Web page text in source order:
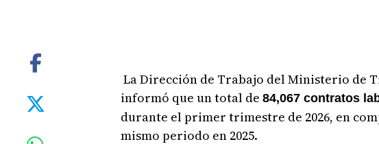
La Dirección de Trabajo del Ministerio de
informó que un total de 84,067 contratos
durante el primer trimestre de 2026, en
mismo periodo en 2025.